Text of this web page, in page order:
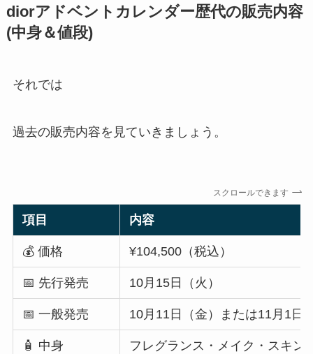
diorアドベントカレンダー歴代の販売内容
(中身＆値段)
それでは
過去の販売内容を見ていきましょう。
スクロールできます
項目 内容
💰 価格 ¥104,500（税込）
📅 先行発売 10月15日（火）
📅 一般発売 10月11日（金）または11月1日
🧴 中身 フレグランス・メイク・スキン